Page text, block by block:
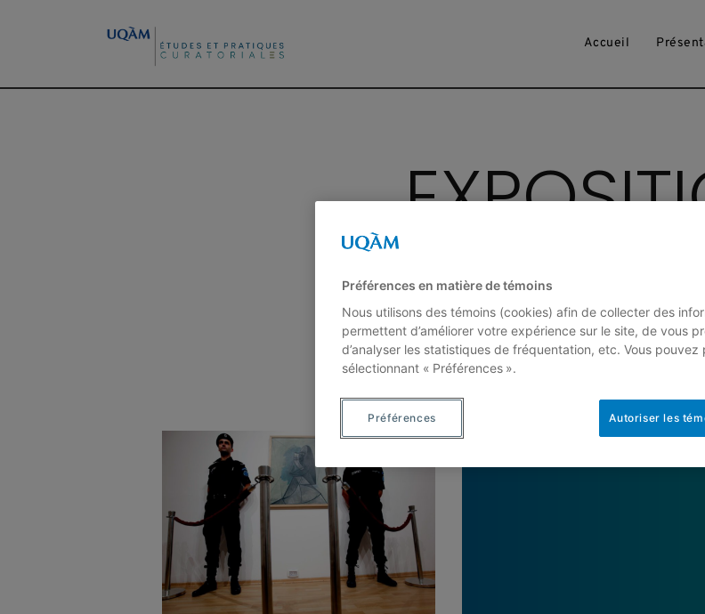
Accueil
Projets Activités
Préférences en matière de témoins
Nous utilisons des témoins (cookies) afin de collecter des
permettent d’améliorer votre expérience sur le site, de vous
d’analyser les statistiques de fréquentation, etc. Vous
sélectionnant « Préférences ».
Autoriser les
Préférences